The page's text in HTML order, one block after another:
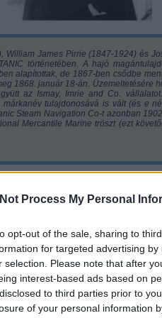
Process My Personal
opt-out of the sale, sharing to
for targeted advertising
selection. Please note that after
interest-based ads based on
to third parties prior to
of your personal information
William James Pirrie (1847-1924) és
történetében. A hajó
alapítottak, de 1867-ben csődbe
1868. január 18-án. Üzemeltetésére
az Ismay, Imrie and Co.
tulajdonosává is vált (és e
Steam Navigation Co-t azonban
Mercantile Marine tröszt (ezt